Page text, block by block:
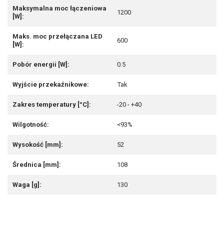
Maksymalna moc łączeniowa
[W]:
1200
Maks. moc przełączana LED
[W]:
600
Pobór energii [W]: 0.5
Wyjście przekaźnikowe: Tak
Zakres temperatury [°C]: -20 - +40
Wilgotność: <93%
Wysokość [mm]: 52
Średnica [mm]: 108
Waga [g]: 130